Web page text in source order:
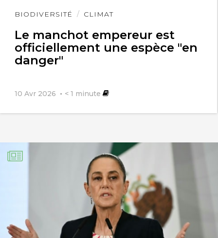
BIODIVERSITÉ CLIMAT
Le manchot empereur est
officiellement une espèce "en
danger"
10 Avr 2026 < 1 minute
Lire